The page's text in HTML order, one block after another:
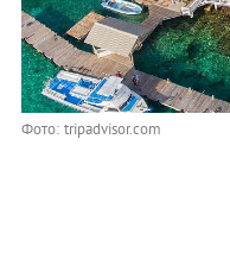
Фото: tripadvisor.com